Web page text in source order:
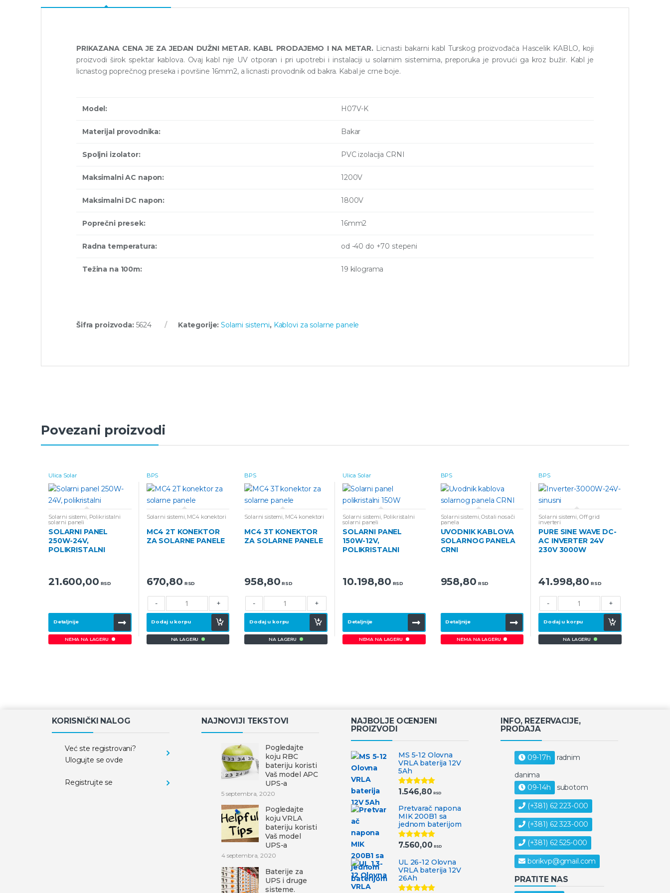
PRIKAZANA CENA JE ZA JEDAN DUŽNI METAR. KABL PRODAJEMO I NA METAR. Licnasti bakarni kabl Turskog proizvođača Hascelik KABLO, koji
proizvodi širok spektar kablova. Ovaj kabl nije UV otporan i pri upotrebi i instalaciji u solarnim sistemima, preporuka je provući ga kroz bužir. Kabl je
licnastog poprečnog preseka i površine 16mm2, a licnasti provodnik od bakra. Kabal je crne boje.
Model: H07V-K
Materijal provodnika: Bakar
Spoljni izolator: PVC izolacija CRNI
Maksimalni AC napon: 1200V
Maksimalni DC napon: 1800V
Poprečni presek: 16mm2
Radna temperatura: od -40 do +70 stepeni
Težina na 100m: 19 kilograma
Šifra proizvoda: 5624 Kategorije:Solarni sistemi, Kablovi za solarne panele
Povezani proizvodi
Ulica Solar
Solarni sistemi Polikristalni
solarni paneli
SOLARNI PANEL
250W-24V,
POLIKRISTALNI
21.600,00 RSD
Detaljnije
NEMA NA LAGERU
BPS
Solarni sistemi MC4 konektori
MC4 2T KONEKTOR
ZA SOLARNE PANELE
670,80 RSD
- +
Dodaj u korpu
NA LAGERU
BPS
Solarni sistemi MC4 konektori
MC4 3T KONEKTOR
ZA SOLARNE PANELE
958,80 RSD
- +
Dodaj u korpu
NA LAGERU
Ulica Solar
Solarni sistemi Polikristalni
solarni paneli
SOLARNI PANEL
150W-12V,
POLIKRISTALNI
10.198,80 RSD
Detaljnije
NEMA NA LAGERU
BPS
Solarni sistemi ,Ostali nosači
panela
UVODNIK KABLOVA
SOLARNOG PANELA
CRNI
958,80 RSD
Detaljnije
NEMA NA LAGERU
BPS
Solarni sistemi Off grid
inverteri
PURE SINE WAVE DC-
AC INVERTER 24V
230V 3000W
41.998,80 RSD
- +
Dodaj u korpu
NA LAGERU
KORISNIČKI NALOG
Već ste registrovani?
Ulogujte se ovde
Registrujte se
NAJNOVIJI TEKSTOVI
Pogledajte
koju RBC
bateriju koristi
Vaš model APC
UPS-a
5 septembra, 2020
Pogledajte
koju VRLA
bateriju koristi
Vaš model
UPS-a
4 septembra, 2020
Baterije za
UPS i druge
sisteme.
NAJBOLJE OCENJENI
PROIZVODI
MS 5-12 Olovna
VRLA baterija 12V
5Ah
Ocenjeno
od 5
1.546,80 RSD
Pretvarač napona
MIK 200B1 sa
jednom baterijom
Ocenjeno
od 5
7.560,00 RSD
UL 26-12 Olovna
VRLA baterija 12V
26Ah
INFO, REZERVACIJE,
PRODAJA
09-17h
radnim
danima
09-14h
subotom
(+381) 62 223-000
(+381) 62 323-000
(+381) 62 525-000
borikvp@gmail.com
PRATITE NAS